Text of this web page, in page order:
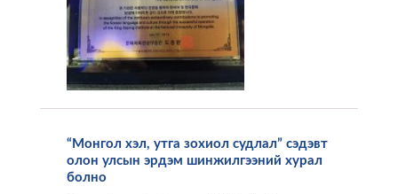
“Монгол хэл, утга зохиол судлал” сэдэвт
олон улсын эрдэм шинжилгээний хурал
болно